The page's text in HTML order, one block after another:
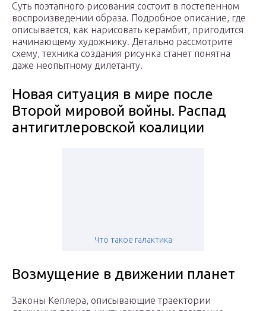
Суть поэтапного рисования состоит в постепенном
воспроизведении образа. Подробное описание, где
описывается, как нарисовать керамбит, пригодится
начинающему художнику. Детально рассмотрите
схему, техника создания рисунка станет понятна
даже неопытному дилетанту.
Новая ситуация в мире после
Второй мировой войны. Распад
антигитлеровской коалиции
Что такое галактика
Возмущение в движении планет
Законы Кеплера, описывающие траектории